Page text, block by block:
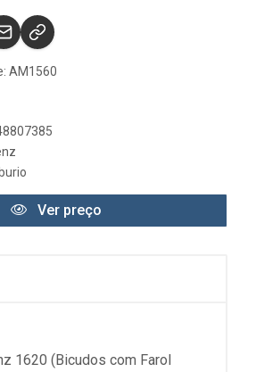
AM1560
Ver preço
1620 (Bicudos com Farol